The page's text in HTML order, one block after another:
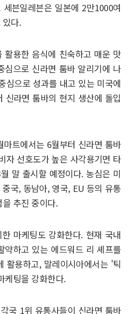
븐일레븐은 일본에 2만1000여
있다.
활용한 음식에 친숙하고 매운 맛
심으로 신라면 툼바 알리기에 나
심으로 성과를 내고 있는 미국에
신라면 툼바의 현지 생산에 돌입
마트에서는 6월부터 신라면 툼바
자 선호도가 높은 사각용기면 타
말 출시할 예정이다. 농심은 미
국, 동남아, 영국, EU 등의 유통
추진 중이다.
마케팅도 강화한다. 현재 국내
약하고 있는 에드워드 리 셰프를
활용하고, 말레이시아에서는 '틱
케팅을 강화한다.
국 1위 유통사들이 신라면 툼바